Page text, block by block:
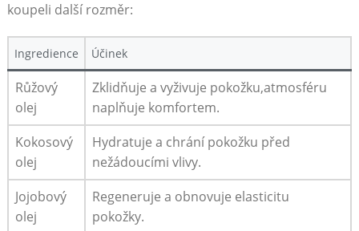
koupeli ⁤další rozměr:
Ingredience Účinek
Růžový⁤
olej
Zklidňuje a⁤ vyživuje pokožku,atmosféru
naplňuje komfortem.
Kokosový
olej
Hydratuje⁤ a⁤ chrání pokožku před‌
nežádoucími⁢ vlivy.
Jojobový
olej
Regeneruje a ‍obnovuje elasticitu
pokožky.